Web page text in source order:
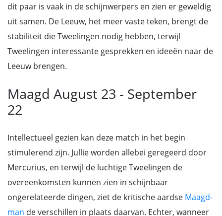
dit paar is vaak in de schijnwerpers en zien er geweldig
uit samen. De Leeuw, het meer vaste teken, brengt de
stabiliteit die Tweelingen nodig hebben, terwijl
Tweelingen interessante gesprekken en ideeën naar de
Leeuw brengen.
Maagd August 23 - September
22
Intellectueel gezien kan deze match in het begin
stimulerend zijn. Jullie worden allebei geregeerd door
Mercurius, en terwijl de luchtige Tweelingen de
overeenkomsten kunnen zien in schijnbaar
ongerelateerde dingen, ziet de kritische aardse Maagd-
man de verschillen in plaats daarvan. Echter, wanneer